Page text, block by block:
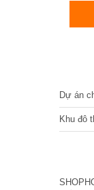
Dự án
Khu đô